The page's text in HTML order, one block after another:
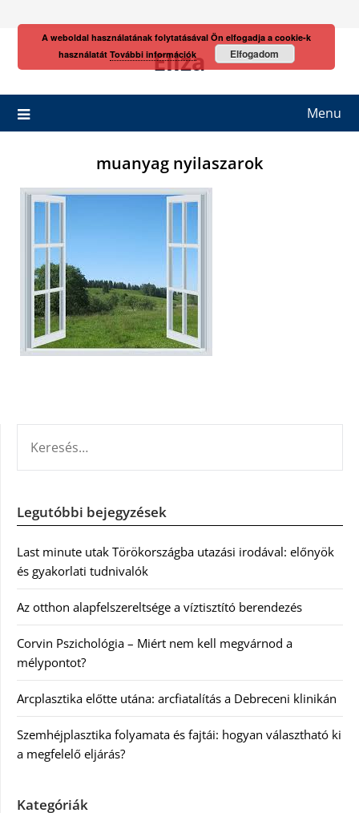
Eliza
Menu
muanyag nyilaszarok
Legutóbbi bejegyzések
Last minute utak Törökországba utazási irodával: előnyök
és gyakorlati tudnivalók
Az otthon alapfelszereltsége a víztisztító berendezés
Corvin Pszichológia – Miért nem kell megvárnod a
mélypontot?
Arcplasztika előtte utána: arcfiatalítás a Debreceni klinikán
Szemhéjplasztika folyamata és fajtái: hogyan választható ki
a megfelelő eljárás?
Kategóriák
A weboldal használatának folytatásával Ön elfogadja a cookie-k
használatát További információk Elfogadom